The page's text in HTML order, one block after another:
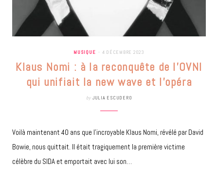
MUSIQUE 4 DÉCEMBRE 2023
Klaus Nomi : à la reconquête de l’OVNI
qui unifiait la new wave et l’opéra
by JULIA ESCUDERO
Voilà maintenant 40 ans que l’incroyable Klaus Nomi, révélé par David
Bowie, nous quittait. Il était tragiquement la première victime
célèbre du SIDA et emportait avec lui son…